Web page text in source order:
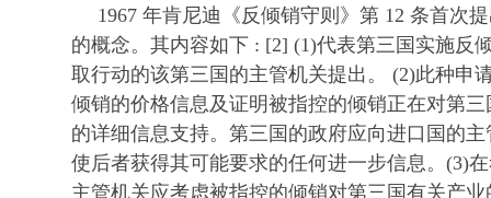
1967 年肯尼迪《反倾销守则》第 12 条首次
的概念。其内容如下 : [2] (1)代表第三国实施反
取行动的该第三国的主管机关提出。 (2)此种申
倾销的价格信息及证明被指控的倾销正在对第
的详细信息支持。第三国的政府应向进口国的
使后者获得其可能要求的任何进一步信息。(3)
主管机关应考虑被指控的倾销对第三国有关产